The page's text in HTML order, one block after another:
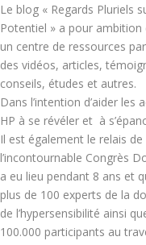
Le blog « Regards Pluriels
Potentiel » a pour ambition
un centre de ressources
des vidéos, articles,
conseils, études et autres.
Dans l’intention d’aider les
HP à se révéler et à
Il est également le relais de
l’incontournable Congrès
a eu lieu pendant 8 ans et
plus de 100 experts de la
de l’hypersensibilité ainsi
100.000 participants au